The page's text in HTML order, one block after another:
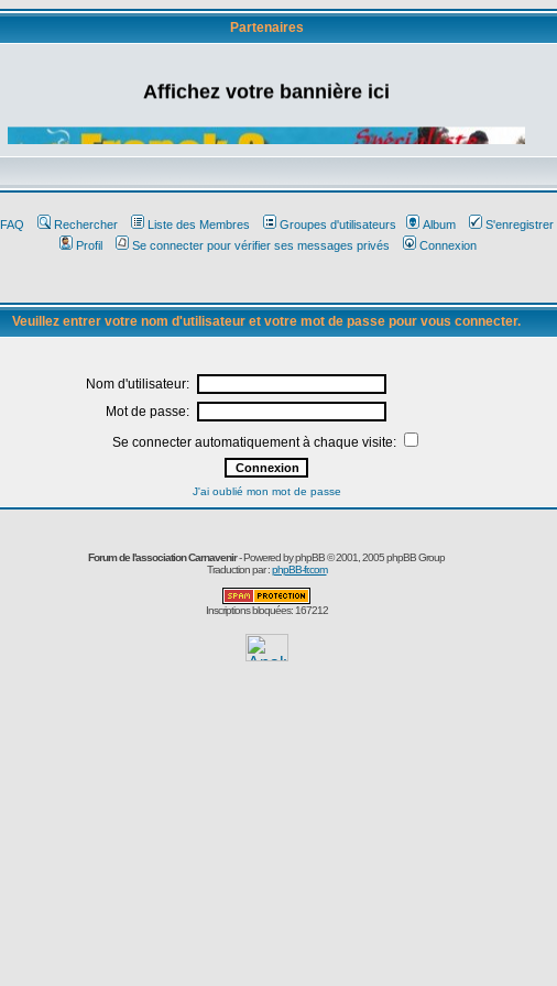
Partenaires
Affichez votre bannière ici
FAQ Rechercher Liste des Membres Groupes d'utilisateurs Album
S'enregistrer
Profil
Se connecter pour vérifier ses messages privés Connexion
Veuillez entrer votre nom d'utilisateur et votre mot de passe pour vous connecter.
Nom d'utilisateur:
Mot de passe:
Se connecter automatiquement à chaque visite:
J'ai oublié mon mot de passe
Forum de l'association Carnavenir- Powered byphpBB© 2001, 2005 phpBB Group
Traduction par :phpBB-fr.com
Inscriptions bloquées: 167212